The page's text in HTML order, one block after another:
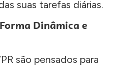
suas tarefas diárias.
Dinâmica e
são pensados para